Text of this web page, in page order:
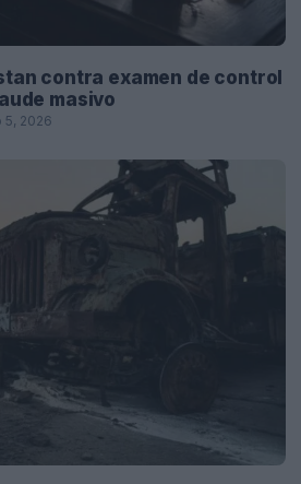
contra examen de control
masivo
5, 2026